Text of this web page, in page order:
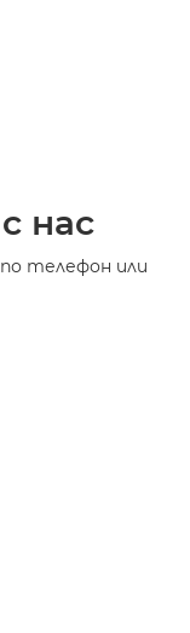
нас
телефон или